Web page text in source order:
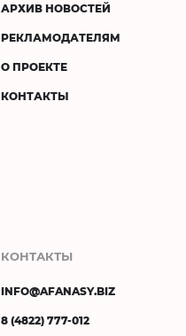
АРХИВ НОВОСТЕЙ
РЕКЛАМОДАТЕЛЯМ
О ПРОЕКТЕ
КОНТАКТЫ
КОНТАКТЫ
INFO@AFANASY.BIZ
8 (4822) 777-012